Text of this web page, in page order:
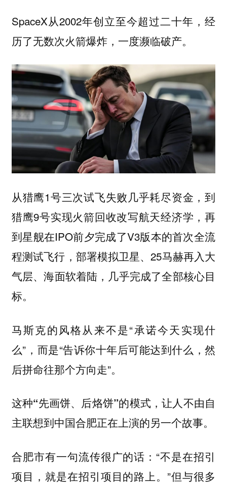
SpaceX从2002年创立至今超过二十年，经
历了无数次火箭爆炸，一度濒临破产。
从猎鹰1号三次试飞失败几乎耗尽资金，到
猎鹰9号实现火箭回收改写航天经济学，再
到星舰在IPO前夕完成了V3版本的首次全流
程测试飞行，部署模拟卫星、25马赫再入大
气层、海面软着陆，几乎完成了全部核心目
标。
马斯克的风格从来不是“承诺今天实现什
么”，而是“告诉你十年后可能达到什么，然
后拼命往那个方向走”。
这种“先画饼、后烙饼”的模式，让人不由自
主联想到中国合肥正在上演的另一个故事。
合肥市有一句流传很广的话：“不是在招引
项目，就是在招引项目的路上。”但与很多